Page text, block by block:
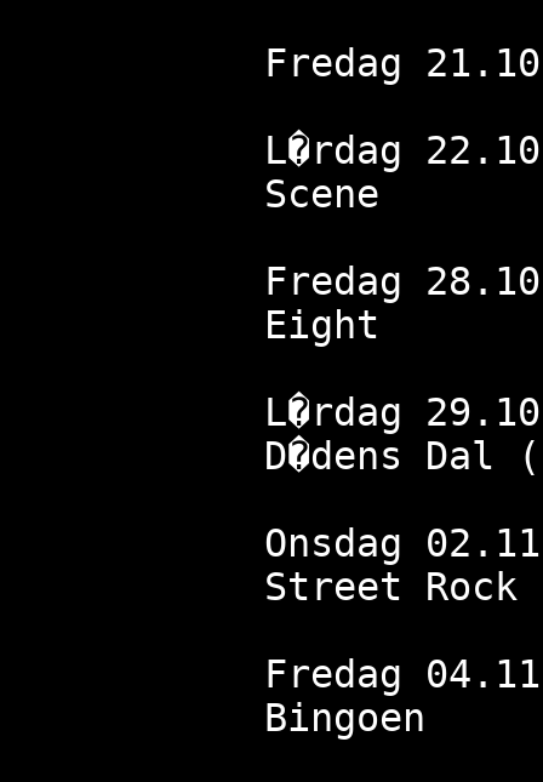
Fredag
L�rdag
Scene
Fredag
Eight
L�rdag
D�dens Dal
Onsdag
Street Rock
Fredag
Bingoen